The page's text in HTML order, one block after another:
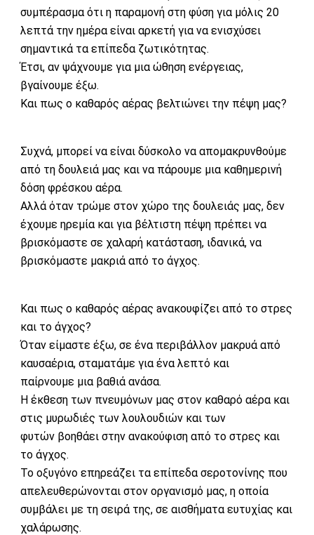
συμπέρασμα ότι η παραμονή στη φύση για μόλις 20
λεπτά την ημέρα είναι αρκετή για να ενισχύσει
σημαντικά τα επίπεδα ζωτικότητας.
Έτσι, αν ψάχνουμε για μια ώθηση ενέργειας,
βγαίνουμε έξω.
Και πως ο καθαρός αέρας βελτιώνει την πέψη μας?
Συχνά, μπορεί να είναι δύσκολο να απομακρυνθούμε
από τη δουλειά μας και να πάρουμε μια καθημερινή
δόση φρέσκου αέρα.
Αλλά όταν τρώμε στον χώρο της δουλειάς μας, δεν
έχουμε ηρεμία και για βέλτιστη πέψη πρέπει να
βρισκόμαστε σε χαλαρή κατάσταση, ιδανικά, να
βρισκόμαστε μακριά από το άγχος.
Και πως ο καθαρός αέρας aνακουφίζει από το στρες
και το άγχος?
Όταν είμαστε έξω, σε ένα περιβάλλον μακρυά από
καυσαέρια, σταματάμε για ένα λεπτό και
παίρνουμε μια βαθιά ανάσα.
Η έκθεση των πνευμόνων μας στον καθαρό αέρα και
στις μυρωδιές των λουλουδιών και των
φυτών βοηθάει στην ανακούφιση από το στρες και
το άγχος.
Το οξυγόνο επηρεάζει τα επίπεδα σεροτονίνης που
απελευθερώνονται στον οργανισμό μας, η οποία
συμβάλει με τη σειρά της, σε αισθήματα ευτυχίας και
χαλάρωσης.